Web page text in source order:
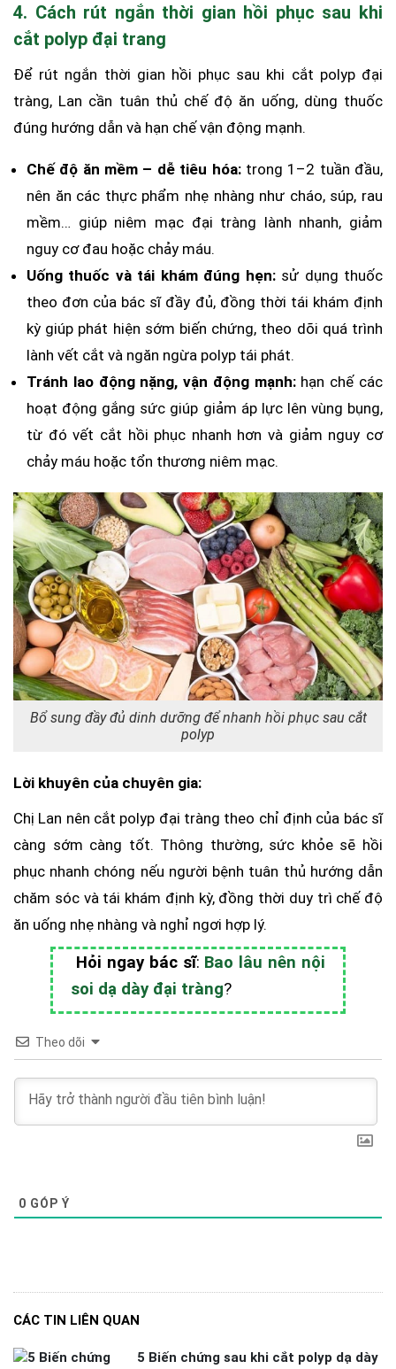
4. Cách rút ngắn thời gian hồi phục sau khi
cắt polyp đại trang
Để rút ngắn thời gian hồi phục sau khi cắt polyp đại
tràng, Lan cần tuân thủ chế độ ăn uống, dùng thuốc
đúng hướng dẫn và hạn chế vận động mạnh.
Chế độ ăn mềm – dễ tiêu hóa:trong 1–2 tuần đầu,
nên ăn các thực phẩm nhẹ nhàng như cháo, súp, rau
mềm… giúp niêm mạc đại tràng lành nhanh, giảm
nguy cơ đau hoặc chảy máu.
Uống thuốc và tái khám đúng hẹn:sử dụng thuốc
theo đơn của bác sĩ đầy đủ, đồng thời tái khám định
kỳ giúp phát hiện sớm biến chứng, theo dõi quá trình
lành vết cắt và ngăn ngừa polyp tái phát.
Tránh lao động nặng, vận động mạnh:hạn chế các
hoạt động gắng sức giúp giảm áp lực lên vùng bụng,
từ đó vết cắt hồi phục nhanh hơn và giảm nguy cơ
chảy máu hoặc tổn thương niêm mạc.
Bổ sung đầy đủ dinh dưỡng để nhanh hồi phục sau cắt
polyp
Lời khuyên của chuyên gia:
Chị Lan nên cắt polyp đại tràng theo chỉ định của bác sĩ
càng sớm càng tốt. Thông thường, sức khỏe sẽ hồi
phục nhanh chóng nếu người bệnh tuân thủ hướng dẫn
chăm sóc và tái khám định kỳ, đồng thời duy trì chế độ
ăn uống nhẹ nhàng và nghỉ ngơi hợp lý.
Hỏi ngay bác sĩ: Bao lâu nên nội
soi dạ dày đại tràng?
Theo dõi
0 GÓP Ý
CÁC TIN LIÊN QUAN
5 Biến chứng sau khi cắt polyp dạ dày